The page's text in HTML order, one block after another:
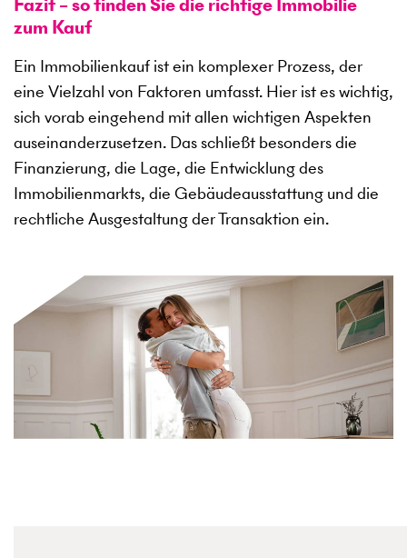
zum Kauf
Ein Immobilienkauf ist ein komplexer Prozess, der
eine Vielzahl von Faktoren umfasst. Hier ist es wichtig,
sich vorab eingehend mit allen wichtigen Aspekten
auseinanderzusetzen. Das schließt besonders die
Finanzierung, die Lage, die Entwicklung des
Immobilienmarkts, die Gebäudeausstattung und die
rechtliche Ausgestaltung der Transaktion ein.